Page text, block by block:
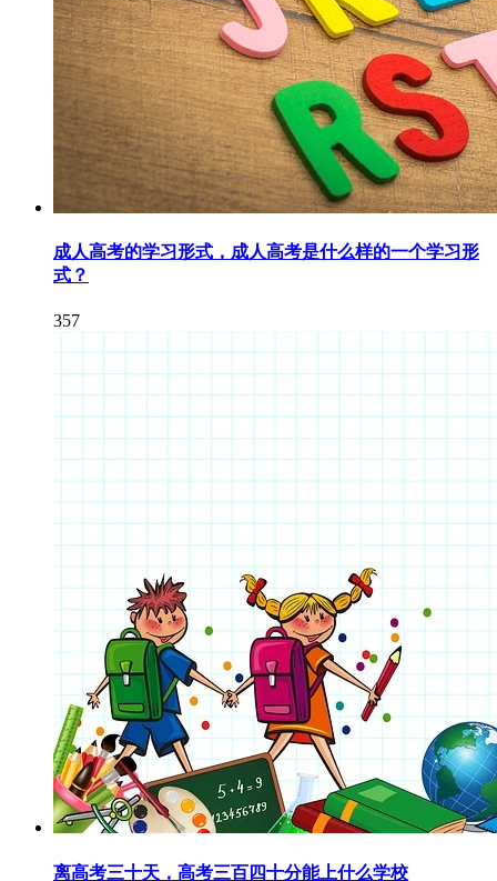
成人高考的学习形式，成人高考是什么样的一个学习形
式？
357
离高考三十天，高考三百四十分能上什么学校